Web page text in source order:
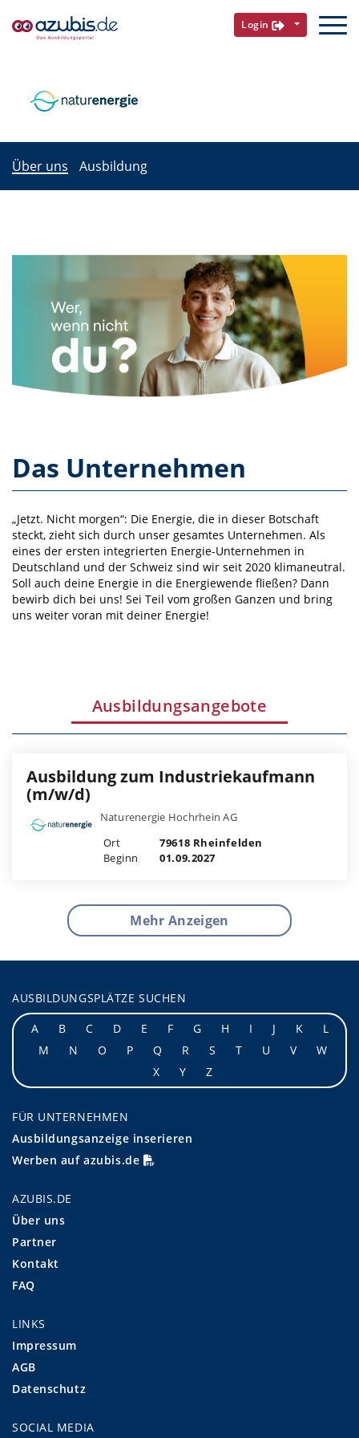
Login
Über uns Ausbildung
Das Unternehmen
„Jetzt. Nicht morgen“: Die Energie, die in dieser Botschaft
steckt, zieht sich durch unser gesamtes Unternehmen. Als
eines der ersten integrierten Energie-Unternehmen in
Deutsch­land und der Schweiz sind wir seit 2020 klimaneutral.
Soll auch deine Energie in die Energiewende fließen? Dann
bewirb dich bei uns! Sei Teil vom großen Ganzen und bring
uns weiter voran mit deiner Energie!
Ausbildungsangebote
Ausbildung zum Industriekaufmann
(m/w/d)
Naturenergie Hochrhein AG
Ort
79618 Rheinfelden
Beginn
01.09.2027
Mehr Anzeigen
AUSBILDUNGSPLÄTZE SUCHEN
A
B C D E F G H I J K
L
M
N O P Q R S T U V
W
X
Y Z
FÜR UNTERNEHMEN
Ausbildungsanzeige inserieren
Werben auf azubis.de
AZUBIS.DE
Über uns
Partner
Kontakt
FAQ
LINKS
Impressum
AGB
Datenschutz
SOCIAL MEDIA